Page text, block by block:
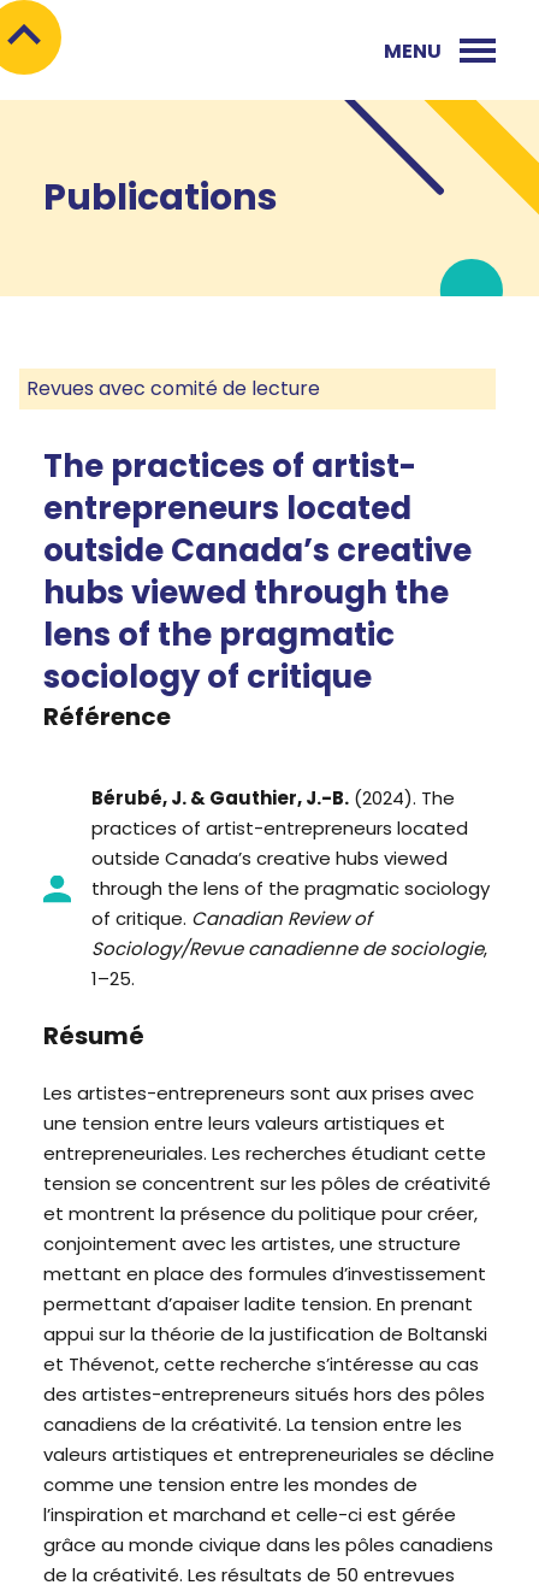
MENU
Publications
Revues avec comité de lecture
The practices of artist-
entrepreneurs located
outside Canada’s creative
hubs viewed through the
lens of the pragmatic
sociology of critique
Référence
Bérubé, J. & Gauthier, J.-B. (2024). The
practices of artist-entrepreneurs located
outside Canada’s creative hubs viewed
through the lens of the pragmatic sociology
of critique. Canadian Review of
Sociology/Revuecanadiennedesociologie,
1–25.
Résumé
Les artistes-entrepreneurs sont auxprises avec
une tension entre leurs valeurs artistiques et
entrepreneuriales. Les recherches étudiant cette
tension se concentrent sur les pôles de créativité
et montrent la présence du politique pourcréer,
conjointement avec les artistes,une structure
mettant en place des formules d’investissement
permettant d’apaiserladite tension. En prenant
appuisur la théorie de la justification de Boltanski
et Thévenot,cette recherche s’intéresse au cas
des artistes-entrepreneurs situés hors des pôles
canadiens de la créativité. La tension entre les
valeurs artistiques et entrepreneuriales se décline
comme une tension entre les mondes de
l’inspiration et marchand et celle-ciest gérée
grâce au monde civique dans les pôles canadiens
de la créativité. Les résultats de 50 entrevues